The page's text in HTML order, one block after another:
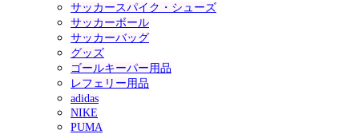
サッカースパイク・シューズ
サッカーボール
サッカーバッグ
グッズ
ゴールキーパー用品
レフェリー用品
adidas
NIKE
PUMA